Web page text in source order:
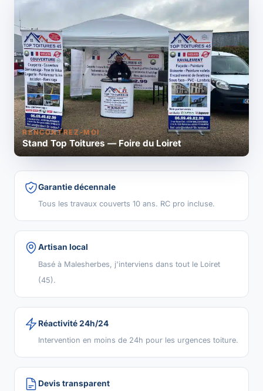
RENCONTREZ-MOI
Stand Top Toitures — Foire du Loiret
Garantie décennale
Tous les travaux couverts 10 ans. RC pro incluse.
Artisan local
Basé à Malesherbes, j'interviens dans tout le Loiret
(45).
Réactivité 24h/24
Intervention en moins de 24h pour les urgences toiture.
Devis transparent